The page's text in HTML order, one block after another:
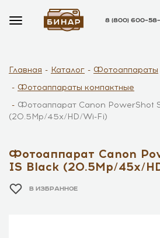
8 (800)
Главная Каталог
Фотоаппараты
Фотоаппараты компактные
Фотоаппарат Canon PowerShot
(20.5Mp/45x/HD/Wi-Fi)
Фотоаппарат Canon
IS Black (20.5Mp/45x/
В ИЗБРАННОЕ